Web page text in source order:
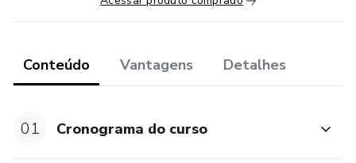
Conteúdo Vantagens Detalhes
01 Cronograma do curso